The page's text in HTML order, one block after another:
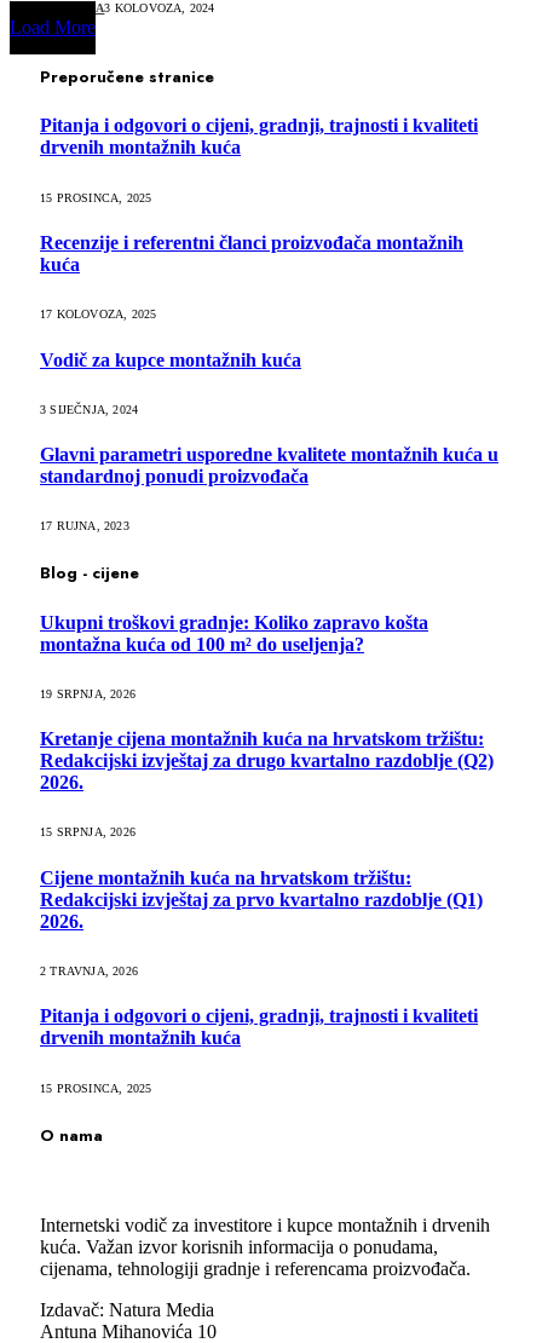
REDAKCIJA3 KOLOVOZA, 2024
Load More
Preporučene stranice
Pitanja i odgovori o cijeni, gradnji, trajnosti i kvaliteti
drvenih montažnih kuća
15 PROSINCA, 2025
Recenzije i referentni članci proizvođača montažnih
kuća
17 KOLOVOZA, 2025
Vodič za kupce montažnih kuća
3 SIJEČNJA, 2024
Glavni parametri usporedne kvalitete montažnih kuća u
standardnoj ponudi proizvođača
17 RUJNA, 2023
Blog - cijene
Ukupni troškovi gradnje: Koliko zapravo košta
montažna kuća od 100 m² do useljenja?
19 SRPNJA, 2026
Kretanje cijena montažnih kuća na hrvatskom tržištu:
Redakcijski izvještaj za drugo kvartalno razdoblje (Q2)
2026.
15 SRPNJA, 2026
Cijene montažnih kuća na hrvatskom tržištu:
Redakcijski izvještaj za prvo kvartalno razdoblje (Q1)
2026.
2 TRAVNJA, 2026
Pitanja i odgovori o cijeni, gradnji, trajnosti i kvaliteti
drvenih montažnih kuća
15 PROSINCA, 2025
O nama
Internetski vodič za investitore i kupce montažnih i drvenih
kuća. Važan izvor korisnih informacija o ponudama,
cijenama, tehnologiji gradnje i referencama proizvođača.
Izdavač: Natura Media
Antuna Mihanovića 10